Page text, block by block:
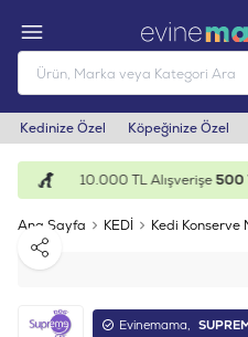
Kedinize Özel Köpeğinize Özel
10.000 TL Alışverişe500
Ana Sayfa KEDİ Kedi Konserve
Paylaş
Evinemama,